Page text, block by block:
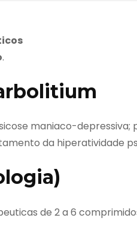
.
maniaco-depressiva;
da hiperatividade
de 2 a 6